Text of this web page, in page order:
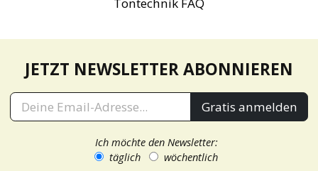
JETZT NEWSLETTER ABONNIEREN
Gratis anmelden
Ich möchte den Newsletter:
täglich
wöchentlich